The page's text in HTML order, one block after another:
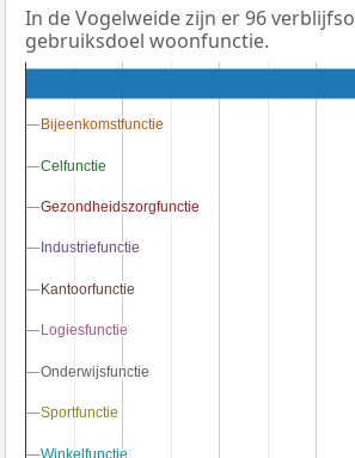
In de Vogelweide zijn er 96
gebruiksdoel woonfunctie.
Bijeenkomstfunctie
Bijeenkomstfunctie
Celfunctie
Celfunctie
Gezondheidszorgfunctie
Gezondheidszorgfunctie
Industriefunctie
Industriefunctie
Kantoorfunctie
Kantoorfunctie
Logiesfunctie
Logiesfunctie
Onderwijsfunctie
Onderwijsfunctie
Sportfunctie
Sportfunctie
Winkelfunctie
Winkelfunctie